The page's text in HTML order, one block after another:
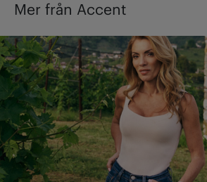
Mer från Accent